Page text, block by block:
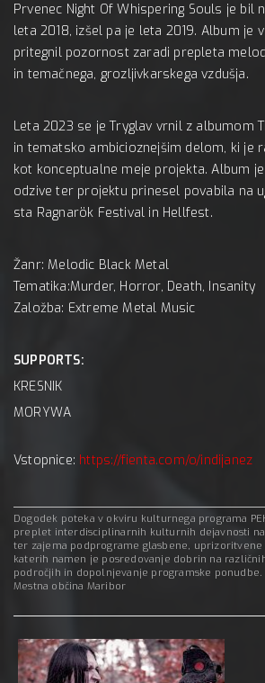
Prvenec Night Of Whispering Souls je bil
leta 2018, izšel pa je leta 2019. Album je
pritegnil pozornost zaradi prepleta
in temačnega, grozljivkarskega vzdušja.
Leta 2023 se je Tryglav vrnil z albumom
in tematsko ambicioznejšim delom, ki je
kot konceptualne meje projekta. Album
odzive ter projektu prinesel povabila na
sta Ragnarök Festival in Hellfest.
Žanr: Melodic Black Metal
Tematika:Murder, Horror, Death, Insanity
Založba: Extreme Metal Music
SUPPORTS:
KRESNIK
MORYWA
Vstopnice: https://fienta.com/o/indijanez
Dogodek poteka v okviru kulturnega programa
preplet interdisciplinarnih kulturnih dejavnosti na
ter zajema podprograme glasbene,
katerih namen je posredovanje dobrin na
področjih in dopolnjevanje programske ponudbe.
Mestna občina Maribor